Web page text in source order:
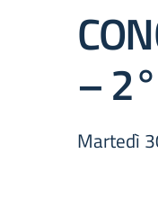
–
Martedì